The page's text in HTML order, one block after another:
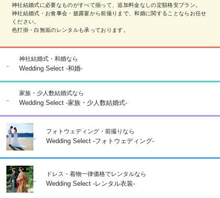
神社結婚式に必要なものがすべて揃って、追加料金なしの定額格安プラン。
神社結婚式・お食事会・披露宴から前撮りまで、和婚に関することならお任せ
ください。
色打掛・白無垢のレンタルも承っております。
神社結婚式・和婚なら
Wedding Select -和婚-
家族・少人数結婚式なら
Wedding Select -家族・少人数結婚式-
フォトウェディング・前撮りなら
Wedding Select -フォトウェディング-
ドレス・着物一律価格でレンタルなら
Wedding Select -レンタル衣装-